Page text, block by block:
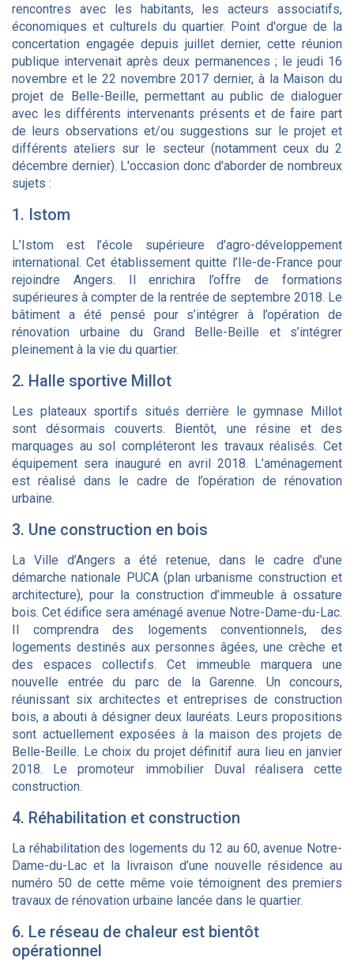
rencontres avec les habitants, les acteurs associatifs,
économiques et culturels du quartier. Point d'orgue de la
concertation engagée depuis juillet dernier, cette réunion
publique intervenait après deux permanences ; le jeudi 16
novembre et le 22 novembre 2017 dernier, à la Maison du
projet de Belle-Beille, permettant au public de dialoguer
avec les différents intervenants présents et de faire part
de leurs observations et/ou suggestions sur le projet et
différents ateliers sur le secteur (notamment ceux du 2
décembre dernier). L'occasion donc d'aborder de nombreux
sujets :
1. Istom
L’Istom est l’école supérieure d’agro-développement
international. Cet établissement quitte l’Ile-de-France pour
rejoindre Angers. Il enrichira l’offre de formations
supérieures à compter de la rentrée de septembre 2018. Le
bâtiment a été pensé pour s’intégrer à l’opération de
rénovation urbaine du Grand Belle-Beille et s’intégrer
pleinement à la vie du quartier.
2. Halle sportive Millot
Les plateaux sportifs situés derrière le gymnase Millot
sont désormais couverts. Bientôt, une résine et des
marquages au sol compléteront les travaux réalisés. Cet
équipement sera inauguré en avril 2018. L’aménagement
est réalisé dans le cadre de l’opération de rénovation
urbaine.
3. Une construction en bois
La Ville d’Angers a été retenue, dans le cadre d’une
démarche nationale PUCA (plan urbanisme construction et
architecture), pour la construction d’immeuble à ossature
bois. Cet édifice sera aménagé avenue Notre-Dame-du-Lac.
Il comprendra des logements conventionnels, des
logements destinés aux personnes âgées, une crèche et
des espaces collectifs. Cet immeuble marquera une
nouvelle entrée du parc de la Garenne. Un concours,
réunissant six architectes et entreprises de construction
bois, a abouti à désigner deux lauréats. Leurs propositions
sont actuellement exposées à la maison des projets de
Belle-Beille. Le choix du projet définitif aura lieu en janvier
2018. Le promoteur immobilier Duval réalisera cette
construction.
4. Réhabilitation et construction
La réhabilitation des logements du 12 au 60, avenue Notre-
Dame-du-Lac et la livraison d’une nouvelle résidence au
numéro 50 de cette même voie témoignent des premiers
travaux de rénovation urbaine lancée dans le quartier.
6. Le réseau de chaleur est bientôt
opérationnel